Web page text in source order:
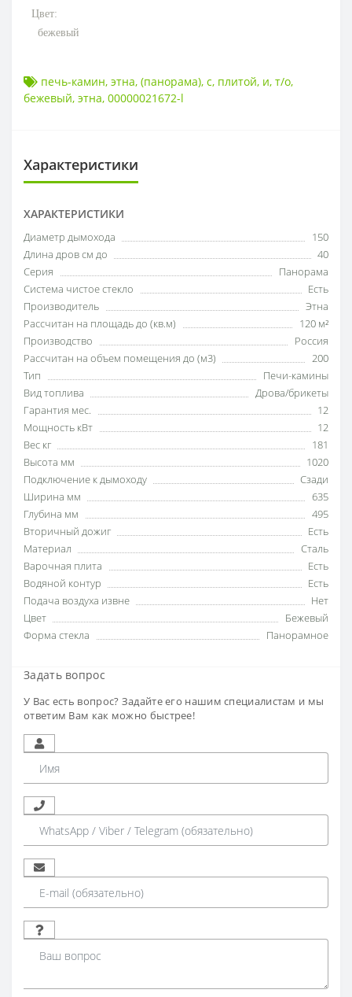
Цвет:
бежевый
печь-камин, этна, (панорама), с, плитой, и, т/о,
бежевый, этна, 00000021672-l
Характеристики
ХАРАКТЕРИСТИКИ
Диаметр дымохода
150
Длина дров см до
40
Серия
Панорама
Система чистое стекло
Есть
Производитель
Этна
Рассчитан на площадь до (кв.м)
120 м²
Производство
Россия
Рассчитан на объем помещения до (м3)
200
Тип
Печи-камины
Вид топлива
Дрова/брикеты
Гарантия мес.
12
Мощность кВт
12
Вес кг
181
Высота мм
1020
Подключение к дымоходу
Сзади
Ширина мм
635
Глубина мм
495
Вторичный дожиг
Есть
Материал
Сталь
Варочная плита
Есть
Водяной контур
Есть
Подача воздуха извне
Нет
Цвет
Бежевый
Форма стекла
Панорамное
Задать вопрос
У Вас есть вопрос? Задайте его нашим специалистам и мы
ответим Вам как можно быстрее!